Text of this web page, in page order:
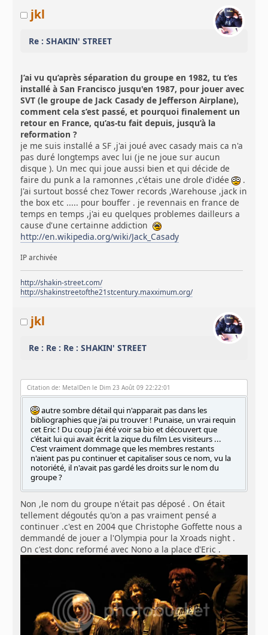
jkl
Re : SHAKIN' STREET
J’ai vu qu’après séparation du groupe en 1982, tu t’es
installé à San Francisco jusqu'en 1987, pour jouer avec
SVT (le groupe de Jack Casady de Jefferson Airplane),
comment cela s’est passé, et pourquoi finalement un
retour en France, qu’as-tu fait depuis, jusqu’à la
reformation ?
je me suis installé a SF ,j'ai joué avec casady mais ca n'a
pas duré longtemps avec lui (je ne joue sur aucun
disque ). Un mec qui joue aussi bien et qui décide de
faire du punk a la ramonnes ,c'étais une drole d'idée
.
J'ai surtout bossé chez Tower records ,Warehouse ,jack in
the box etc ..... pour bouffer . je revennais en france de
temps en temps ,j'ai eu quelques problemes dailleurs a
cause d'une certainne addiction
http://en.wikipedia.org/wiki/Jack_Casady
IP archivée
http://shakin-street.com/
http://shakinstreetofthe21stcentury.maxximum.org/
jkl
Re : Re : Re : SHAKIN' STREET
Citation de: MetalDen le Dim 23 Août 09 22:22:01
autre sombre détail qui n'apparait pas dans les
bibliographies que j'ai pu trouver ! Punaise, un vrai requin
cet Eric ! Du coup j'ai été voir sa bio et découvert que
c'était lui qui avait écrit la zique du film Les visiteurs ...
C'est vraiment dommage que les membres restants
n'aient pas pu continuer et capitaliser sous ce nom, vu la
notoriété, il n'avait pas gardé les droits sur le nom du
groupe ?
Non ,le nom du groupe n'était pas déposé . On était
tellement dégoutés qu'on a pas vraiment pensé a
continuer .c'est en 2004 que Christophe Goffette nous a
demmandé de jouer a l'Olympia pour la Xroads night .
On c'est donc reformé avec Nono a la place d'Eric .